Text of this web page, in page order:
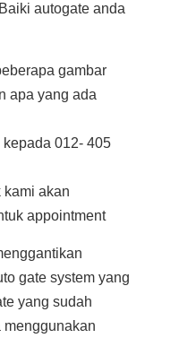
autogate anda
gambar
apa yang ada
kepada 012- 405
kami akan
appointment
gate system yang
yang sudah
menggunakan